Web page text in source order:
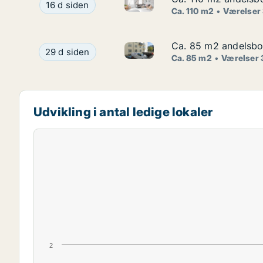
Ca. 110 m2 andelsbolig til salg på 1900
16 d siden
Ca. 110 m2 Værelser
Ca. 85 m2 andelsbolig til salg på 2100
29 d siden Ca. 85 m2 andelsbolig til
Ca. 85 m2
Ca. 85 m2
Ca. 85 m2 Værelser
Udvikling i antal ledige lokaler
2